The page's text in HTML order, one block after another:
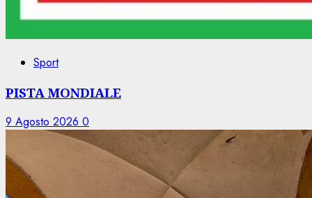
Sport
PISTA MONDIALE
9 Agosto 2026 0